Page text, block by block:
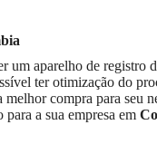
um aparelho de
ter otimização do
melhor compra para seu
a sua empresa em